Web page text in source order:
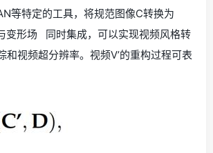
等特定的工具，将规范图像C转换为
变形场 同时集成，可以实现视频风格转
和视频超分辨率。视频V’的重构过程可表